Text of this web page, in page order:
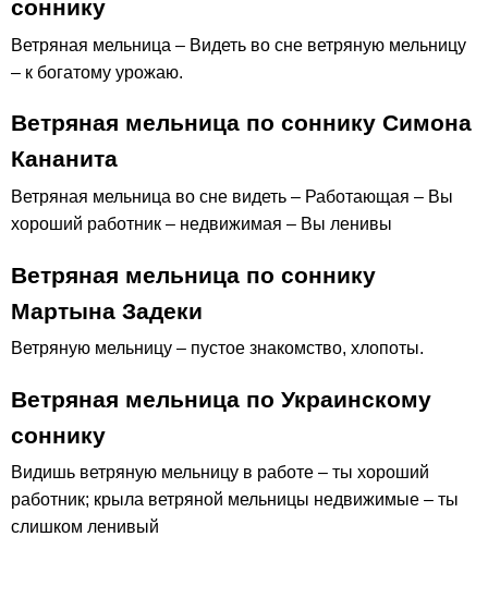
соннику
Ветряная мельница – Видеть во сне ветряную мельницу
– к богатому урожаю.
Ветряная мельница по соннику Симона
Кананита
Ветряная мельница во сне видеть – Работающая – Вы
хороший работник – недвижимая – Вы ленивы
Ветряная мельница по соннику
Мартына Задеки
Ветряную мельницу – пустое знакомство, хлопоты.
Ветряная мельница по Украинскому
соннику
Видишь ветряную мельницу в работе – ты хороший
работник; крыла ветряной мельницы недвижимые – ты
слишком ленивый